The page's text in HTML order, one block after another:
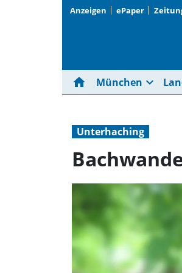
Anzeigen ePaper
home München expand_more
Unterhaching